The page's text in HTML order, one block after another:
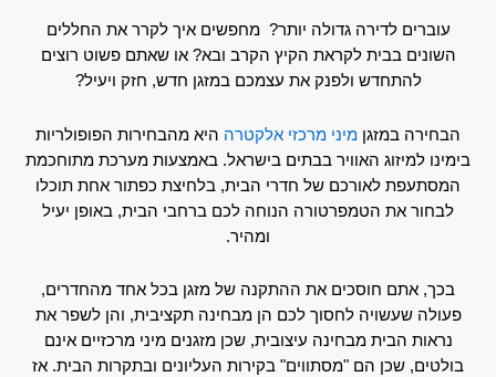
עוברים לדירה גדולה יותר? מחפשים איך לקרר את החללים
השונים בבית לקראת הקיץ הקרב ובא? או שאתם פשוט רוצים
להתחדש ולפנק את עצמכם במזגן חדש, חזק ויעיל?
הבחירה במזגן מיני מרכזי אלקטרה היא מהבחירות הפופולריות
בימינו למיזוג האוויר בבתים בישראל. באמצעות מערכת מתוחכמת
המסתעפת לאורכם של חדרי הבית, בלחיצת כפתור אחת תוכלו
לבחור את הטמפרטורה הנוחה לכם ברחבי הבית, באופן יעיל
ומהיר.
בכך, אתם חוסכים את ההתקנה של מזגן בכל אחד מהחדרים,
פעולה שעשויה לחסוך לכם הן מבחינה תקציבית, והן לשפר את
נראות הבית מבחינה עיצובית, שכן מזגנים מיני מרכזיים אינם
בולטים, שכן הם "מסתווים" בקירות העליונים ובתקרות הבית. אז